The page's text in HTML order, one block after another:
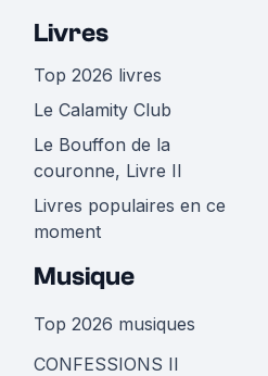
Livres
Top 2026 livres
Le Calamity Club
Le Bouffon de la
couronne, Livre II
Livres populaires en ce
moment
Musique
Top 2026 musiques
CONFESSIONS II